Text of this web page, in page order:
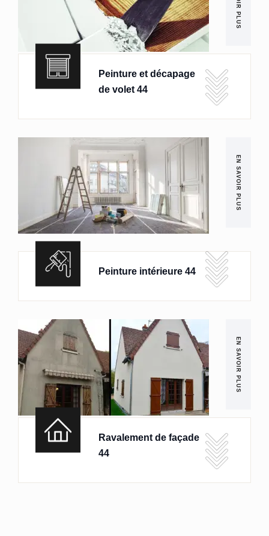
Peinture et décapage
de volet 44
EN SAVOIR PLUS
Peinture intérieure 44
EN SAVOIR PLUS
Ravalement de façade
44